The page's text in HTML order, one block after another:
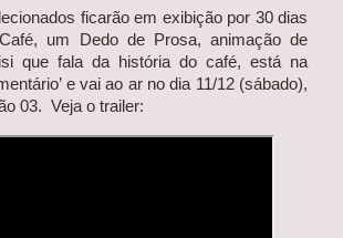
ficarão em exibição por 30 dias
um Dedo de Prosa, animação de
que fala da história do café, está na
e vai ao ar no dia 11/12 (sábado),
03.  Veja o trailer: